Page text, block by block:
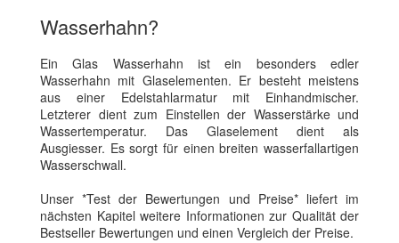
Wasserhahn?
Ein Glas Wasserhahn ist ein besonders edler
Wasserhahn mit Glaselementen. Er besteht meistens
aus einer Edelstahlarmatur mit Einhandmischer.
Letzterer dient zum Einstellen der Wasserstärke und
Wassertemperatur. Das Glaselement dient als
Ausgiesser. Es sorgt für einen breiten wasserfallartigen
Wasserschwall.
Unser *Test der Bewertungen und Preise* liefert im
nächsten Kapitel weitere Informationen zur Qualität der
Bestseller Bewertungen und einen Vergleich der Preise.